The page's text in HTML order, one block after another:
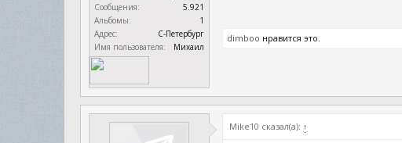
Сообщения:
5.921
Альбомы:
1
Адрес:
С-Петербург
Имя пользователя:
Михаил
dimboo нравится это.
Mike10 сказал(а): ↑